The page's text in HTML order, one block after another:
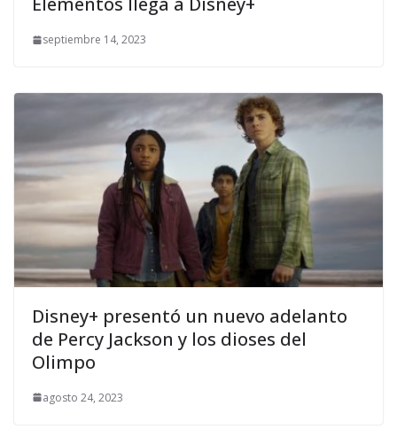
septiembre 14, 2023
Disney+ presentó un nuevo adelanto
de Percy Jackson y los dioses del
Olimpo
agosto 24, 2023